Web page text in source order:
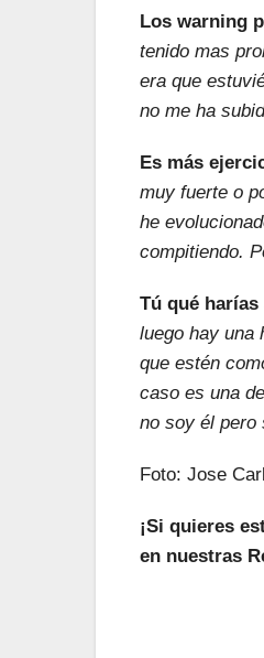
Los warning
tenido mas
era que
no me ha
Es más
muy fuerte o
he
compitiendo.
Tú qué
luego hay una
que estén
caso es una
no soy él pero
Foto: Jose
¡Si quieres
en nuestras